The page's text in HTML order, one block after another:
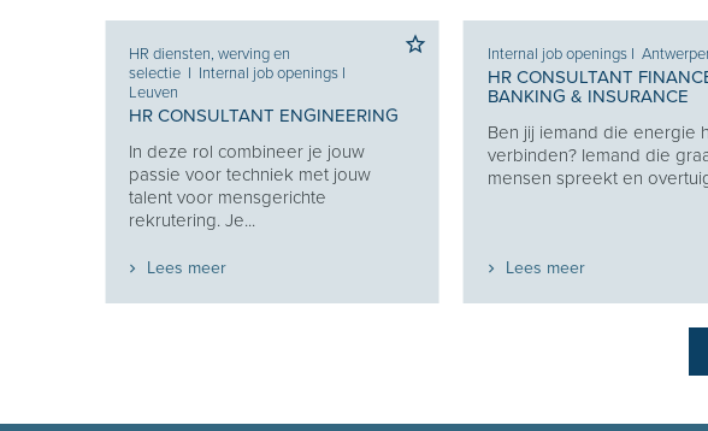
HR diensten, werving en
selectie I Internal job openings I
Leuven
HR CONSULTANT ENGINEERING
In deze rol combineer je jouw
passie voor techniek met jouw
talent voor mensgerichte
rekrutering. Je...
Lees meer
Internal job openings I
HR CONSULTANT
BANKING & INSURANCE
Ben jij iemand die energie
verbinden? Iemand die
mensen spreekt en
Lees meer